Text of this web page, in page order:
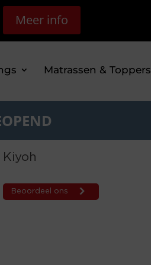
Meer info
Matrassen & Toppers